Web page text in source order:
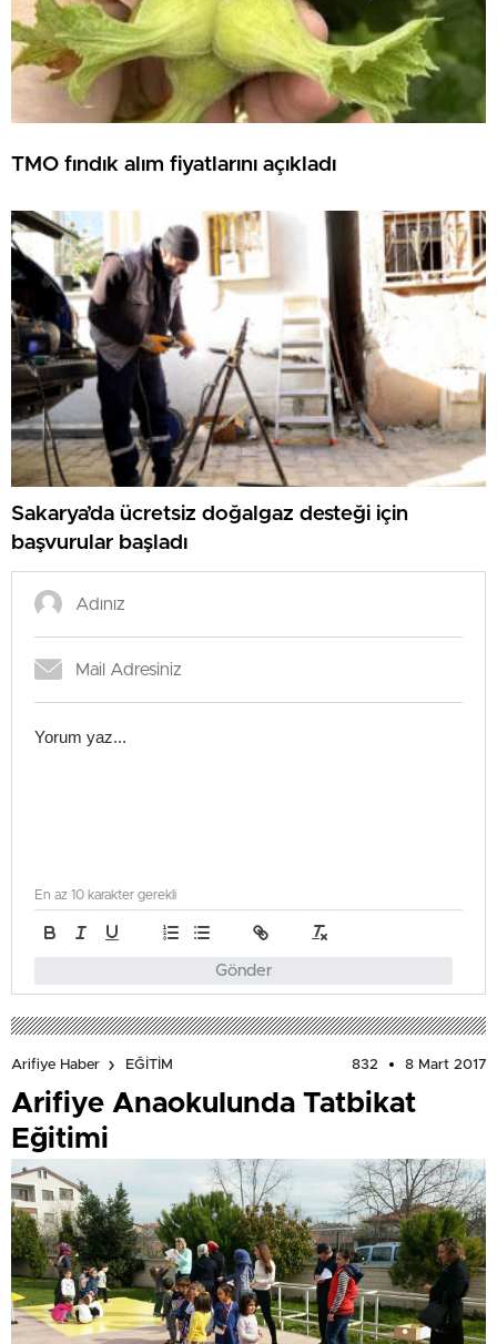
TMO fındık alım fiyatlarını açıkladı
Sakarya’da ücretsiz doğalgaz desteği için
başvurular başladı
Gönder
En az 10 karakter gerekli
Arifiye Haber EĞİTİM 832 8 Mart 2017
Arifiye Anaokulunda Tatbikat
Eğitimi